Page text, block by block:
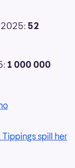
2025: 52
1 000 000
spill her